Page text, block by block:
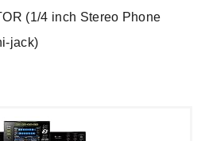
(1/4 inch Stereo Phone
jack)